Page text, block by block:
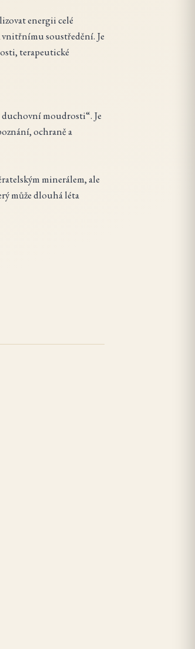
energii celé
soustředění. Je
terapeutické
duchovní moudrosti“. Je
ochraně a
minerálem, ale
může dlouhá léta